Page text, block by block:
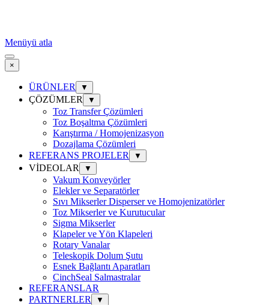
Menüyü atla
×
ÜRÜNLER ▼
ÇÖZÜMLER ▼
Toz Transfer Çözümleri
Toz Boşaltma Çözümleri
Karıştırma / Homojenizasyon
Dozajlama Çözümleri
REFERANS PROJELER
▼
VİDEOLAR ▼
Vakum Konveyörler
Elekler ve Separatörler
Sıvı Mikserler Disperser ve Homojenizatörler
Toz Mikserler ve Kurutucular
Sigma Mikserler
Klapeler ve Yön Klapeleri
Rotary Vanalar
Teleskopik Dolum Şutu
Esnek Bağlantı Aparatları
CinchSeal Salmastralar
REFERANSLAR
PARTNERLER
▼